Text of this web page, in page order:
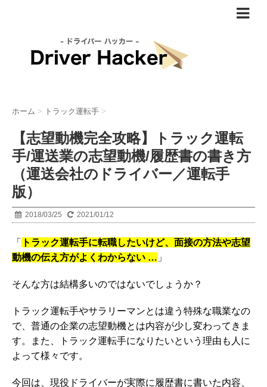
ホーム > トラック運転手 >
【志望動機完全攻略】トラック運転
手/運送業の志望動機/履歴書の書き方
（運送会社のドライバー／運転手
版）
2018/03/25 2021/01/12
「
トラック運転手に転職したいけど、面接の方法や志望
動機の伝え方がよくわからない … 」
そんな方は結構多いのではないでしょうか？
トラック運転手やサラリーマンとは違う特殊な職業なの
で、普通の企業の志望動機とは内容が少し変わってきま
す。また、トラック運転手になりたいという理由も人に
よって様々です。
今回は、現役ドライバーが実際に履歴書に書いた内容、